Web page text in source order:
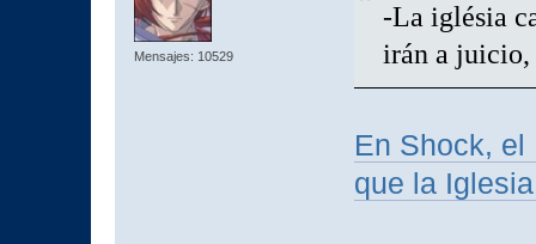
Mensajes: 10529
-La iglésia
irán a juicio,
En Shock, el
que la